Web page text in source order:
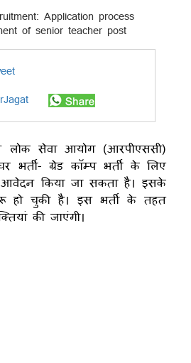
लोक सेवा आयोग (आरपीएससी)
भर्ती- ग्रेड कॉम्प भर्ती के लिए
किया जा सकता है। इसके
हो चुकी है। इस भर्ती के तहत
की जाएंगी।